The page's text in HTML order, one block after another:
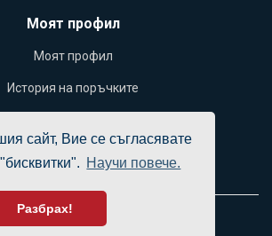
сайт, Вие се съгласявате
Научи повече.
Разбрах!
Моят профил
Моят профил
История на поръчките